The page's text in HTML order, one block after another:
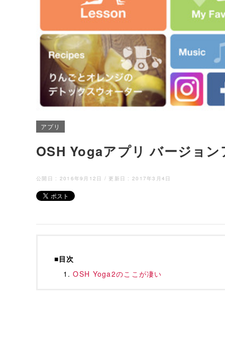
アプリ
OSH Yogaアプリ バージョ
公開日 : 2016年9月12日 / 更新日 : 2017年3月4日
■目次
OSH Yoga2のここが凄い